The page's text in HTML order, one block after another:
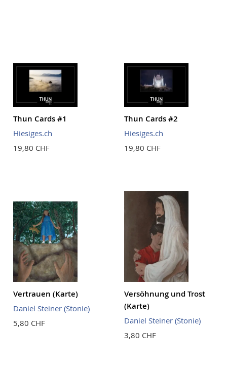
Thun Cards #1
Hiesiges.ch
19,80 CHF
Thun Cards #2
Hiesiges.ch
19,80 CHF
Vertrauen (Karte)
Daniel Steiner (Stonie)
5,80 CHF
Versöhnung und Trost
(Karte)
Daniel Steiner (Stonie)
3,80 CHF